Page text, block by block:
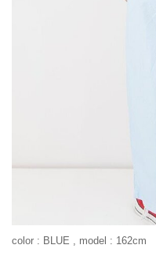
color : BLUE , model : 162cm